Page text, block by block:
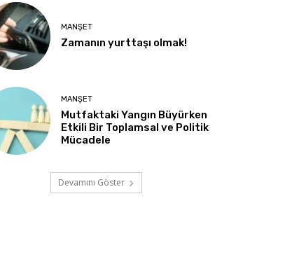
MANŞET
Zamanın yurttaşı olmak!
MANŞET
Mutfaktaki Yangın Büyürken
Etkili Bir Toplamsal ve Politik
Mücadele
Devamını Göster